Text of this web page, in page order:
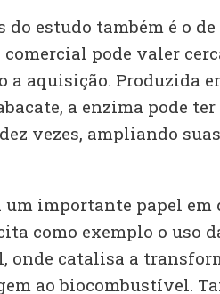
do estudo também é o
pode valer
aquisição. Produzida
a enzima pode ter
vezes, ampliando
um importante papel em
como exemplo o uso
onde catalisa a
ao biocombustível.